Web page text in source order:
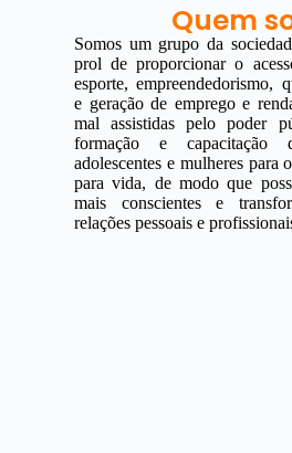
Quem
Somos um grupo da
prol de proporcionar o
esporte, empreendedorismo,
e geração de emprego e
mal assistidas pelo poder
formação e capacitação
adolescentes e mulheres para
para vida, de modo que
mais conscientes e
relações pessoais e